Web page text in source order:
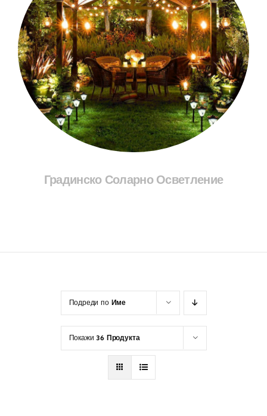
Градинско Соларно Осветление
Подреди по Име
Покажи 36 Продукта